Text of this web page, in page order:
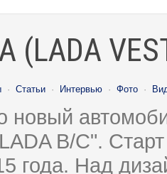
· Статьи · Интервью · Фото ·
новый
B/C".
года. Над